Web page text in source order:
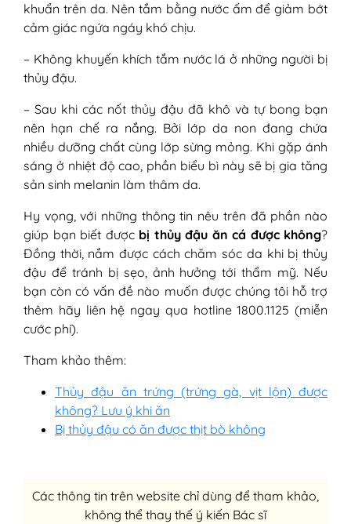
khuẩn trên da. Nên tắm bằng nước ấm để giảm bớt
cảm giác ngứa ngáy khó chịu.
– Không khuyến khích tắm nước lá ở những người bị
thủy đậu.
– Sau khi các nốt thủy đậu đã khô và tự bong bạn
nên hạn chế ra nắng. Bởi lớp da non đang chứa
nhiều dưỡng chất cùng lớp sừng mỏng. Khi gặp ánh
sáng ở nhiệt độ cao, phần biểu bì này sẽ bị gia tăng
sản sinh melanin làm thâm da.
Hy vọng, với những thông tin nêu trên đã phần nào
giúp bạn biết được bị thủy đậu ăn cá được không?
Đồng thời, nắm được cách chăm sóc da khi bị thủy
đậu để tránh bị sẹo, ảnh hưởng tới thẩm mỹ. Nếu
bạn còn có vấn đề nào muốn được chúng tôi hỗ trợ
thêm hãy liên hệ ngay qua hotline 1800.1125 (miễn
cước phí).
Tham khảo thêm:
Thủy đậu ăn trứng (trứng gà, vịt lộn) được
không? Lưu ý khi ăn
Bị thủy đậu có ăn được thịt bò không
Các thông tin trên website chỉ dùng để tham khảo,
không thể thay thế ý kiến Bác sĩ